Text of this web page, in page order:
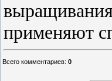
применяют
Всего комментариев: 0